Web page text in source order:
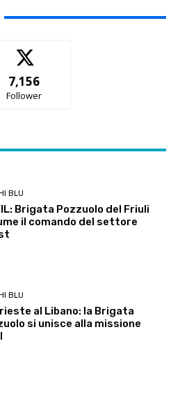
7,156
Follower
BLU
Brigata Pozzuolo del Friuli
il comando del settore
BLU
al Libano: la Brigata
si unisce alla missione